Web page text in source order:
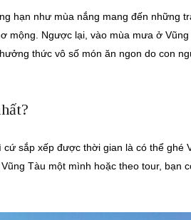
hạn như mùa nắng mang đến những
mộng. Ngược lại, vào mùa mưa ở
thức vô số món ăn ngon do con
sắp xếp được thời gian là có thể ghé
Tàu một mình hoặc theo tour, bạn